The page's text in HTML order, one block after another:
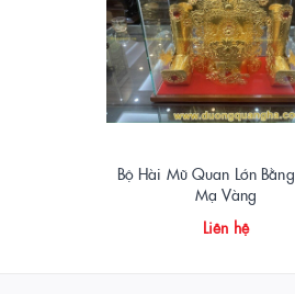
Bộ Hài Mũ Quan Lớn
Mạ Vàng
Liên hệ